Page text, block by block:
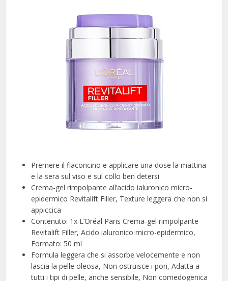
Premere il flaconcino e applicare una dose la mattina
e la sera sul viso e sul collo ben detersi
Crema-gel rimpolpante all’acido ialuronico micro-
epidermico Revitalift Filler, Texture leggera che non si
appiccica
Contenuto: 1x L’Oréal Paris Crema-gel rimpolpante
Revitalift Filler, Acido ialuronico micro-epidermico,
Formato: 50 ml
Formula leggera che si assorbe velocemente e non
lascia la pelle oleosa, Non ostruisce i pori, Adatta a
tutti i tipi di pelle, anche sensibile, Non comedogenica